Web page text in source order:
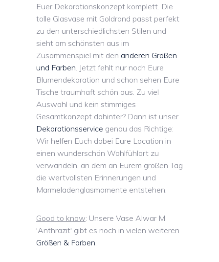
Euer Dekorationskonzept komplett. Die
tolle Glasvase mit Goldrand passt perfekt
zu den unterschiedlichsten Stilen und
sieht am schönsten aus im
Zusammenspiel mit den anderen Größen
und Farben. Jetzt fehlt nur noch Eure
Blumendekoration und schon sehen Eure
Tische traumhaft schön aus. Zu viel
Auswahl und kein stimmiges
Gesamtkonzept dahinter? Dann ist unser
Dekorationsservice genau das Richtige:
Wir helfen Euch dabei Eure Location in
einen wunderschön Wohlfühlort zu
verwandeln, an dem an Eurem großen Tag
die wertvollsten Erinnerungen und
Marmeladenglasmomente entstehen.
Good to know: Unsere Vase Alwar M
'Anthrazit' gibt es noch in vielen weiteren
Größen & Farben.